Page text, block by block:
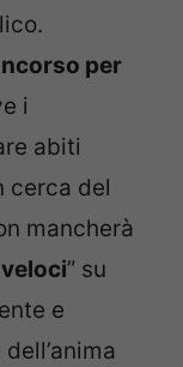
per
i
abiti
cerca del
mancherà
” su
e